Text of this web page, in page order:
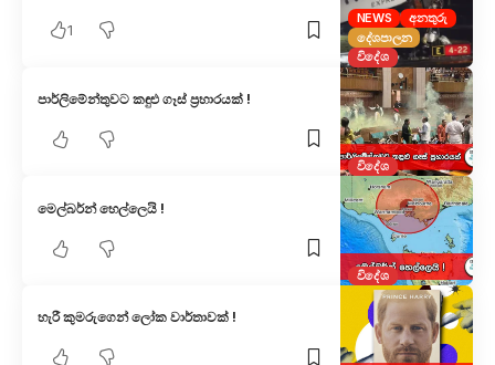
NEWS
අනතුරු
දේශපාලන
විදේශ
1
විදේශ
පාර්ලිමේන්තුවට කඳුළු ගෑස් ප්‍රහාරයක් !
විදේශ
මෙල්බර්න් හෙල්ලෙයි !
හැරී කුමරුගෙන් ලෝක වාර්තාවක් !